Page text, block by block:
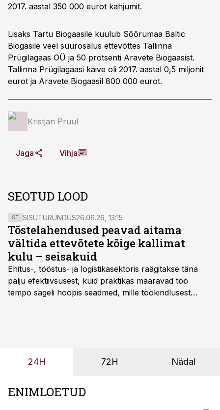
2017. aastal 350 000 eurot kahjumit.
Lisaks Tartu Biogaasile kuulub Sõõrumaa Baltic
Biogasile veel suurosalus ettevõttes Tallinna
Prügilagaas OÜ ja 50 protsenti Aravete Biogaasist.
Tallinna Prügilagaasi käive oli 2017. aastal 0,5 miljonit
eurot ja Aravete Biogaasil 800 000 eurot.
Kristjan Pruul
Jaga Vihja
SEOTUD LOOD
ST SISUTURUNDUS26.06.26, 13:15
Tõstelahendused peavad aitama
vältida ettevõtete kõige kallimat
kulu – seisakuid
Ehitus-, tööstus- ja logistikasektoris räägitakse täna
palju efektiivsusest, kuid praktikas määravad töö
tempo sageli hoopis seadmed, mille töökindlusest
24H 72H Nädal
ENIMLOETUD